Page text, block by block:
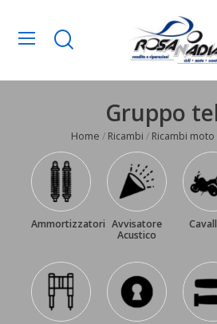
Gruppo
Home Ricambi Ricambi moto
Ammortizzatori Avvisatore
Acustico